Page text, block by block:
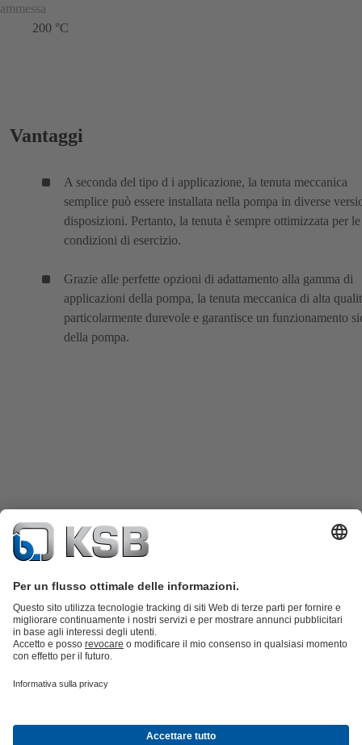
ammessa
200 °C
Vantaggi
A seconda del tipo d i applicazione, la tenuta meccanica
semplice può essere installata nella pompa in diverse
disposizioni. Pertanto, la tenuta è sempre ottimizzata per le
condizioni di esercizio.
Grazie alle perfette opzioni di adattamento alla gamma di
applicazioni della pompa, la tenuta meccanica di alta
particolarmente durevole e garantisce un funzionamento
della pompa.
Catalogo prodottiKSB SupremeServ: parti di ricambio
Tecnologia idricaTecnologia industriale